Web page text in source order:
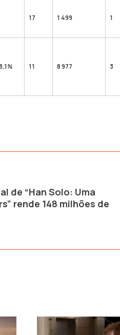
17 1 499 1
11 8 977 3
de “Han Solo: Uma
rende 148 milhões de